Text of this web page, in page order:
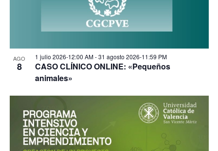
AGO
8
1 julio 2026-12:00 AM-31 agosto 2026-11:59 PM
CASO CLÍNICO ONLINE: «Pequeños
animales»